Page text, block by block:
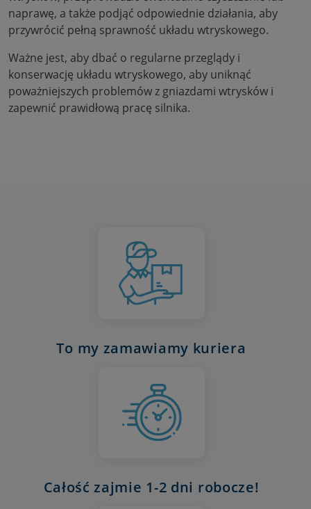
naprawę, a także podjąć odpowiednie działania, aby
przywrócić pełną sprawność układu wtryskowego.
Ważne jest, aby dbać o regularne przeglądy i
konserwację układu wtryskowego, aby uniknąć
poważniejszych problemów z gniazdami wtrysków i
zapewnić prawidłową pracę silnika.
To my zamawiamy kuriera
Całość zajmie 1-2 dni robocze!